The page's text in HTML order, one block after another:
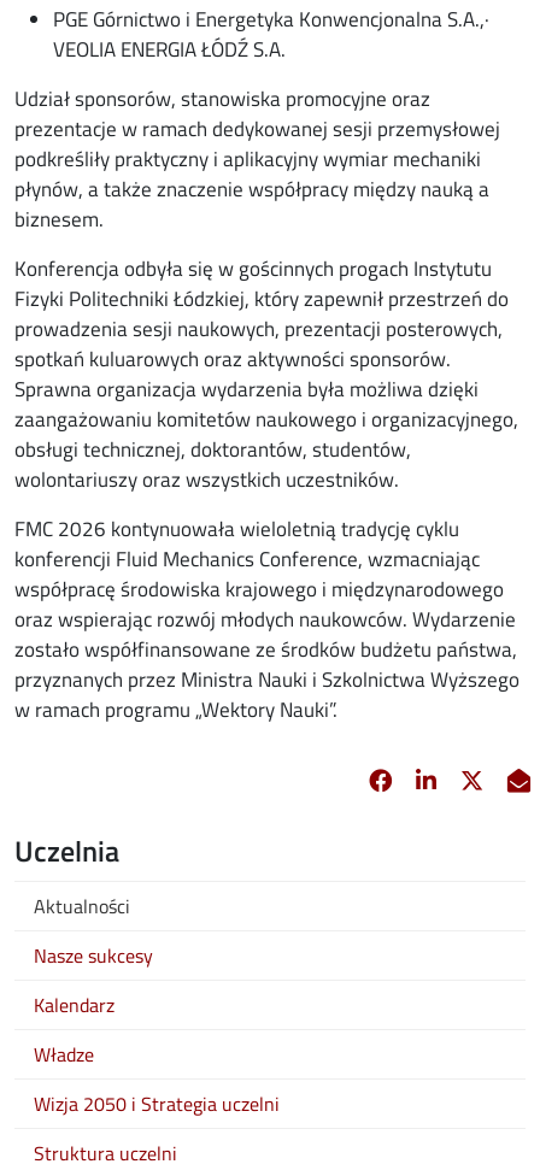
PGE Górnictwo i Energetyka Konwencjonalna S.A.,·
VEOLIA ENERGIA ŁÓDŹ S.A.
Udział sponsorów, stanowiska promocyjne oraz
prezentacje w ramach dedykowanej sesji przemysłowej
podkreśliły praktyczny i aplikacyjny wymiar mechaniki
płynów, a także znaczenie współpracy między nauką a
biznesem.
Konferencja odbyła się w gościnnych progach Instytutu
Fizyki Politechniki Łódzkiej, który zapewnił przestrzeń do
prowadzenia sesji naukowych, prezentacji posterowych,
spotkań kuluarowych oraz aktywności sponsorów.
Sprawna organizacja wydarzenia była możliwa dzięki
zaangażowaniu komitetów naukowego i organizacyjnego,
obsługi technicznej, doktorantów, studentów,
wolontariuszy oraz wszystkich uczestników.
FMC 2026 kontynuowała wieloletnią tradycję cyklu
konferencji Fluid Mechanics Conference, wzmacniając
współpracę środowiska krajowego i międzynarodowego
oraz wspierając rozwój młodych naukowców. Wydarzenie
zostało współfinansowane ze środków budżetu państwa,
przyznanych przez Ministra Nauki i Szkolnictwa Wyższego
w ramach programu „Wektory Nauki”.
Facebook
opens in new
Linkedin
opens in
X
Uczelnia
Aktualności
Nasze sukcesy
Kalendarz
Władze
Wizja 2050 i Strategia uczelni
Struktura uczelni